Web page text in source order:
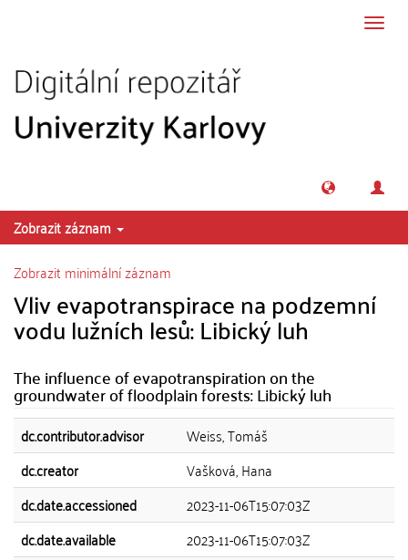
Zobrazit záznam
Zobrazit minimální záznam
Vliv evapotranspirace na podzemní
vodu lužních lesů: Libický luh
The influence of evapotranspiration on the
groundwater of floodplain forests: Libický luh
dc.contributor.advisor
Weiss, Tomáš
dc.creator
Vašková, Hana
dc.date.accessioned
2023-11-06T15:07:03Z
dc.date.available
2023-11-06T15:07:03Z